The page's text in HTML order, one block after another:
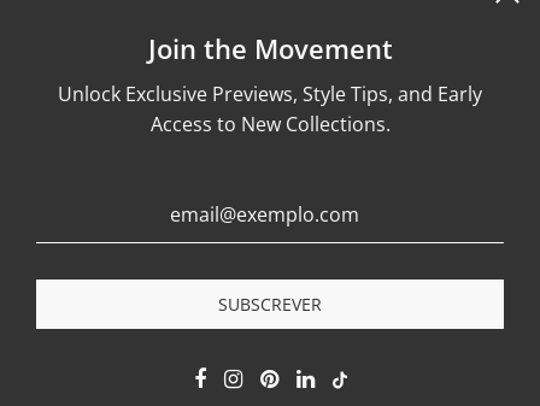
© 2026, Wonther
Join the Movement
Unlock Exclusive Previews, Style Tips, and Early
Access to New Collections.